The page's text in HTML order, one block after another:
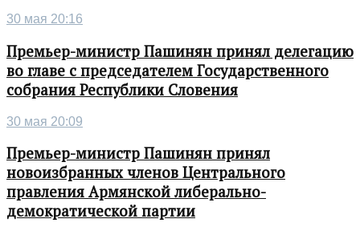
30 мая 20:16
Премьер-министр Пашинян принял делегацию
во главе с председателем Государственного
собрания Республики Словения
30 мая 20:09
Премьер-министр Пашинян принял
новоизбранных членов Центрального
правления Армянской либерально-
демократической партии